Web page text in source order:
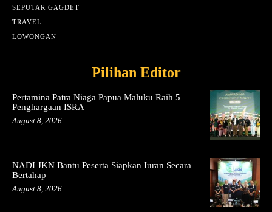
SEPUTAR GAGDET
TRAVEL
LOWONGAN
Pilihan Editor
Pertamina Patra Niaga Papua Maluku Raih 5
Penghargaan ISRA
August 8, 2026
NADI JKN Bantu Peserta Siapkan Iuran Secara
Bertahap
August 8, 2026